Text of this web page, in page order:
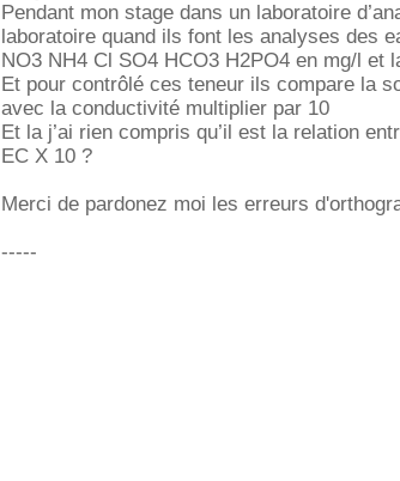
Pendant mon stage dans un laboratoire
laboratoire quand ils font les analyses des
NO3 NH4 Cl SO4 HCO3 H2PO4 en mg/l et
Et pour contrôlé ces teneur ils compare la
avec la conductivité multiplier par 10
Et la j’ai rien compris qu’il est la relation
EC X 10 ?
Merci de pardonez moi les erreurs
-----